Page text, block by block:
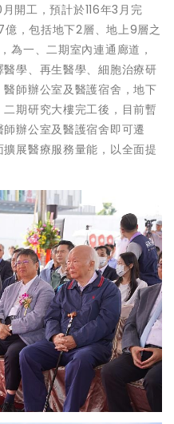
開工，預計於116年3月完
，包括地下2層、地上9層之
為一、二期室內連通廊道，
學、再生醫學、細胞治療研
師辦公室及醫護宿舍，地下
期研究大樓完工後，目前暫
辦公室及醫護宿舍即可遷
展醫療服務量能，以全面提